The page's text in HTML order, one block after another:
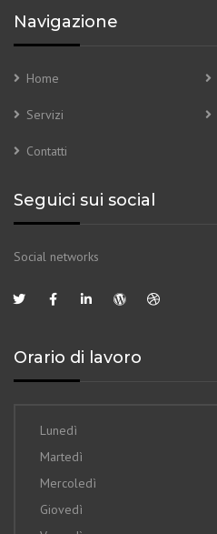
Navigazione
Home
Servizi
Contatti
Seguici sui social
Social networks
Orario di lavoro
Lunedì
Martedì
Mercoledì
Giovedì